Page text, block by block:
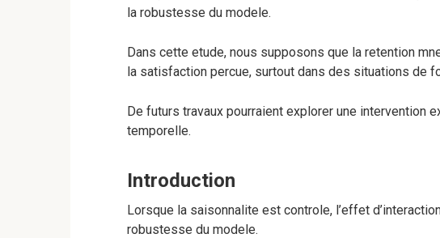
la robustesse du modele.
Dans cette etude, nous supposons que la retention
la satisfaction percue, surtout dans des situations de
De futurs travaux pourraient explorer une intervention
temporelle.
Introduction
Lorsque la saisonnalite est controle, l’effet
robustesse du modele.